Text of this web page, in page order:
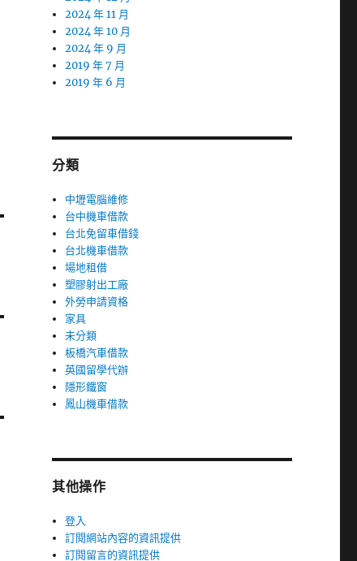
2024 年 11 月
2024 年 10 月
2024 年 9 月
2019 年 7 月
2019 年 6 月
分類
中壢電腦維修
台中機車借款
台北免留車借錢
台北機車借款
場地租借
塑膠射出工廠
外勞申請資格
家具
未分類
板橋汽車借款
英國留學代辦
隱形鐵窗
鳳山機車借款
其他操作
登入
訂閱網站內容的資訊提供
訂閱留言的資訊提供